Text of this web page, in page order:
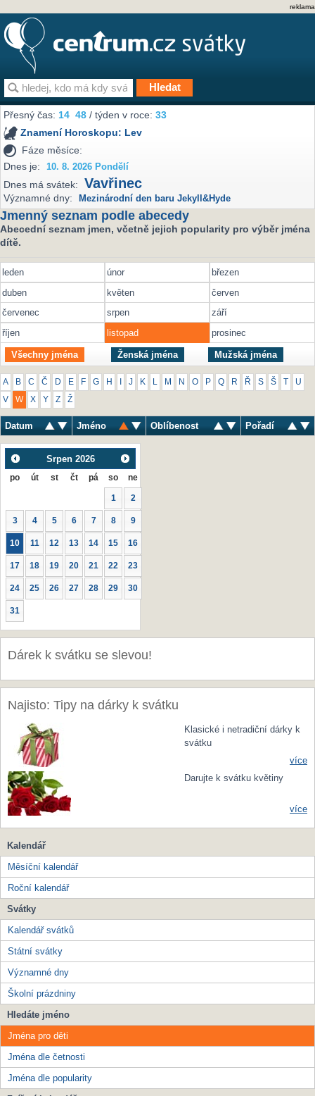
reklama
Přesný čas:14 48 / týden v roce:33
Znamení Horoskopu: Lev
Fáze měsíce:
Dnes je:
10. 8. 2026 Pondělí
Dnes má svátek: Vavřinec
Významné dny: Mezinárodní den baru Jekyll&Hyde
Jmenný seznam podle abecedy
Abecední seznam jmen, včetně jejich popularity pro výběr jména
dítě.
leden únor
březen
duben
květen
červen
červenec
srpen
září
říjen
listopad prosinec
Všechny jména Ženská jména Mužská jména
A B C Č D E F G H J K M N O P Q R Ř S Š U
V W X Y Z Ž
Datum Jméno Oblíbenost Pořadí
Srpen 2026
po út st čt pá so ne
1 2
3 4 5 6 7 8 9
10 11 12 13 14 15 16
17 18 19 20 21 22 23
24 25 26 27 28 29 30
31
Dárek k svátku se slevou!
Najisto: Tipy na dárky k svátku
Klasické i netradiční dárky k
svátku
více
Darujte k svátku květiny
více
Kalendář
Měsíční kalendář
Roční kalendář
Svátky
Kalendář svátků
Státní svátky
Významné dny
Školní prázdniny
Hledáte jméno
Jména pro děti
Jména dle četnosti
Jména dle popularity